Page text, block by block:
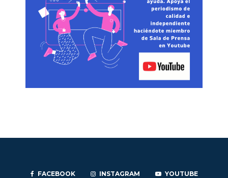
FACEBOOK INSTAGRAM YOUTUBE